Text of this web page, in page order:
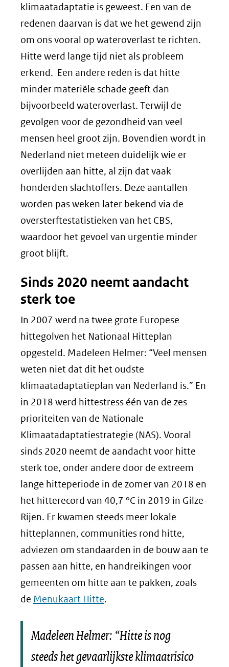
klimaatadaptatie is geweest. Een van de
redenen daarvan is dat we het gewend zijn
om ons vooral op wateroverlast te richten.
Hitte werd lange tijd niet als probleem
erkend. Een andere reden is dat hitte
minder materiële schade geeft dan
bijvoorbeeld wateroverlast. Terwijl de
gevolgen voor de gezondheid van veel
mensen heel groot zijn. Bovendien wordt in
Nederland niet meteen duidelijk wie er
overlijden aan hitte, al zijn dat vaak
honderden slachtoffers. Deze aantallen
worden pas weken later bekend via de
oversterftestatistieken van het CBS,
waardoor het gevoel van urgentie minder
groot blijft.
Sinds 2020 neemt aandacht
sterk toe
In 2007 werd na twee grote Europese
hittegolven het Nationaal Hitteplan
opgesteld. Madeleen Helmer: “Veel mensen
weten niet dat dit het oudste
klimaatadaptatieplan van Nederland is.” En
in 2018 werd hittestress één van de zes
prioriteiten van de Nationale
Klimaatadaptatiestrategie (NAS). Vooral
sinds 2020 neemt de aandacht voor hitte
sterk toe, onder andere door de extreem
lange hitteperiode in de zomer van 2018 en
het hitterecord van 40,7 °C in 2019 in Gilze-
Rijen. Er kwamen steeds meer lokale
hitteplannen, communities rond hitte,
adviezen om standaarden in de bouw aan te
passen aan hitte, en handreikingen voor
gemeenten om hitte aan te pakken, zoals
de Menukaart Hitte.
Madeleen Helmer: “Hitte is nog
steeds het gevaarlijkste klimaatrisico